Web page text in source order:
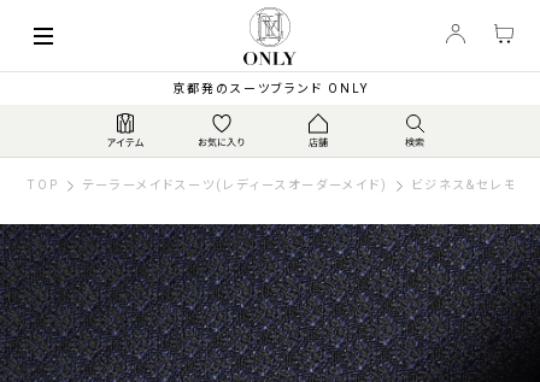
京都発のスーツブランド ONLY
TOP テーラーメイドスーツ(レディースオーダーメイド) ビジネス&セレモニ